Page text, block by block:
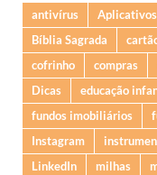
antivírus Aplicativos
Bíblia Sagrada
cofrinho
compras
Dicas
educação
fundos imobiliários
Instagram
LinkedIn
milhas